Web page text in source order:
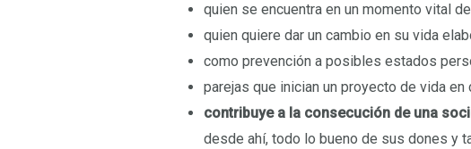
quien se encuentra en un momento vital
quien quiere dar un cambio en su vida
como prevención a posibles estados
parejas que inician un proyecto de vida en
contribuye a la consecución de una
desde ahí, todo lo bueno de sus dones y